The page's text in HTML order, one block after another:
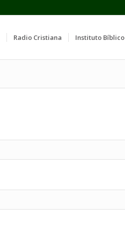
Radio Cristiana Instituto Bíblico